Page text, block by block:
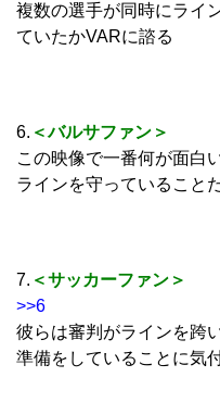
複数の選手が同時にライ
ていたかVARに諮る
6. ＜バルサファン＞
この映像で一番何が面白
ラインを守っていること
7. ＜サッカーファン＞
>>6
彼らは審判がラインを跨
準備をしていることに気